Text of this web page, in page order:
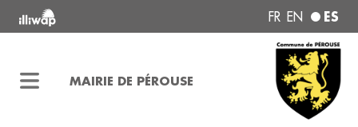
FR EN ES
MAIRIE DE PÉROUSE